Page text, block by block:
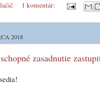
1 komentár:
2018
zasadnutie